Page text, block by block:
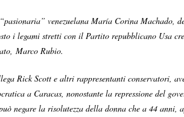
venezuelana María Corina Machado,
i legami stretti con il Partito repubblicano Usa
Marco Rubio.
Rick Scott e altri rappresentanti conservatori,
a Caracas, nonostante la repressione del
negare la risolutezza della donna che a 44